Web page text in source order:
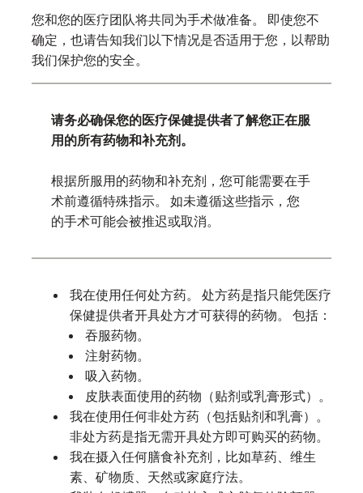
您和您的医疗团队将共同为手术做准备。 即使您不
确定，也请告知我们以下情况是否适用于您，以帮助
我们保护您的安全。
请务必确保您的医疗保健提供者了解您正在服
用的所有药物和补充剂。
根据所服用的药物和补充剂，您可能需要在手
术前遵循特殊指示。 如未遵循这些指示，您
的手术可能会被推迟或取消。
我在使用任何处方药。 处方药是指只能凭医疗
保健提供者开具处方才可获得的药物。 包括：
吞服药物。
注射药物。
吸入药物。
皮肤表面使用的药物（贴剂或乳膏形式）。
我在使用任何非处方药（包括贴剂和乳膏）。
非处方药是指无需开具处方即可购买的药物。
我在摄入任何膳食补充剂，比如草药、维生
素、矿物质、天然或家庭疗法。